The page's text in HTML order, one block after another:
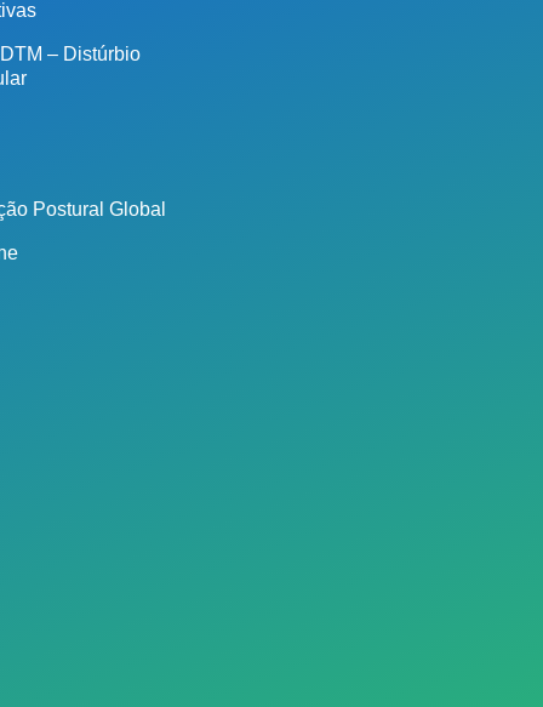
– Distúrbio
Postural Global